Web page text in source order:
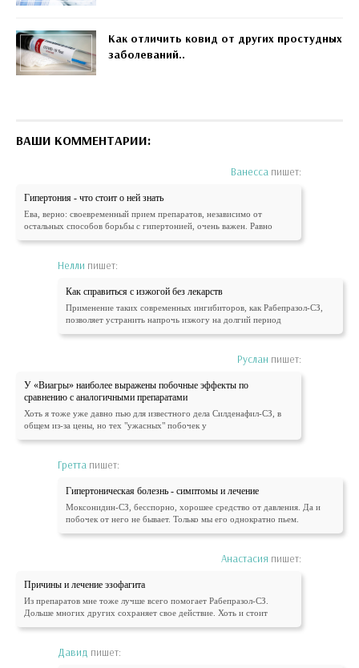
Как отличить ковид от других простудных
заболеваний..
ВАШИ КОММЕНТАРИИ:
Ванесса пишет:
Гипертония - что стоит о ней знать
Ева, верно: своевременный прием препаратов, независимо от
остальных способов борьбы с гипертонией, очень важен. Равно
Нелли пишет:
Как справиться с изжогой без лекарств
Применение таких современных ингибиторов, как Рабепразол-СЗ,
позволяет устранить напрочь изжогу на долгий период
Руслан пишет:
У «Виагры» наиболее выражены побочные эффекты по
сравнению с аналогичными препаратами
Хоть я тоже уже давно пью для известного дела Силденафил-СЗ, в
общем из-за цены, но тех "ужасных" побочек у
Гретта пишет:
Гипертоническая болезнь - симптомы и лечение
Моксонидин-СЗ, бесспорно, хорошее средство от давления. Да и
побочек от него не бывает. Только мы его однократно пьем.
Анастасия пишет:
Причины и лечение эзофагита
Из препаратов мне тоже лучше всего помогает Рабепразол-СЗ.
Дольше многих других сохраняет свое действие. Хоть и стоит
Давид пишет: